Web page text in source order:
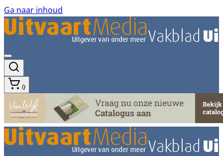
Ga naar inhoud
0